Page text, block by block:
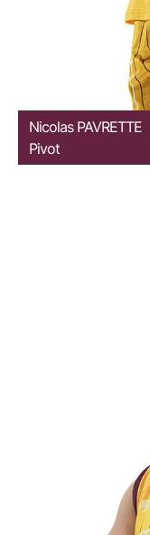
Nicolas PAVRETTE
Pivot